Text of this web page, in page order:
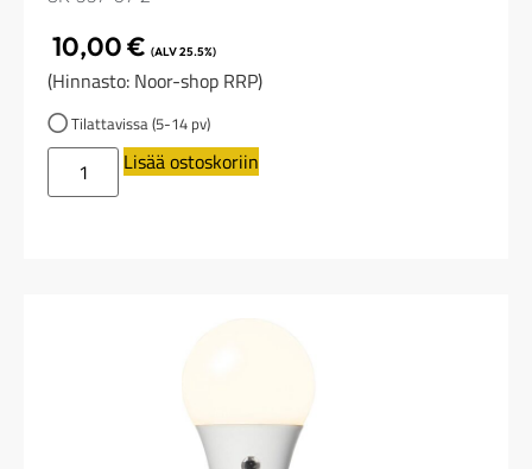
10,00€ (ALV 25.5%)
(Hinnasto: Noor-shop RRP)
Tilattavissa (5-14 pv)
Lisää ostoskoriin